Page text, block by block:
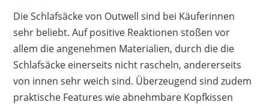
Die Schlafsäcke von Outwell sind bei Käuferinnen
sehr beliebt. Auf positive Reaktionen stoßen vor
allem die angenehmen Materialien, durch die die
Schlafsäcke einerseits nicht rascheln, andererseits
von innen sehr weich sind. Überzeugend sind zudem
praktische Features wie abnehmbare Kopfkissen